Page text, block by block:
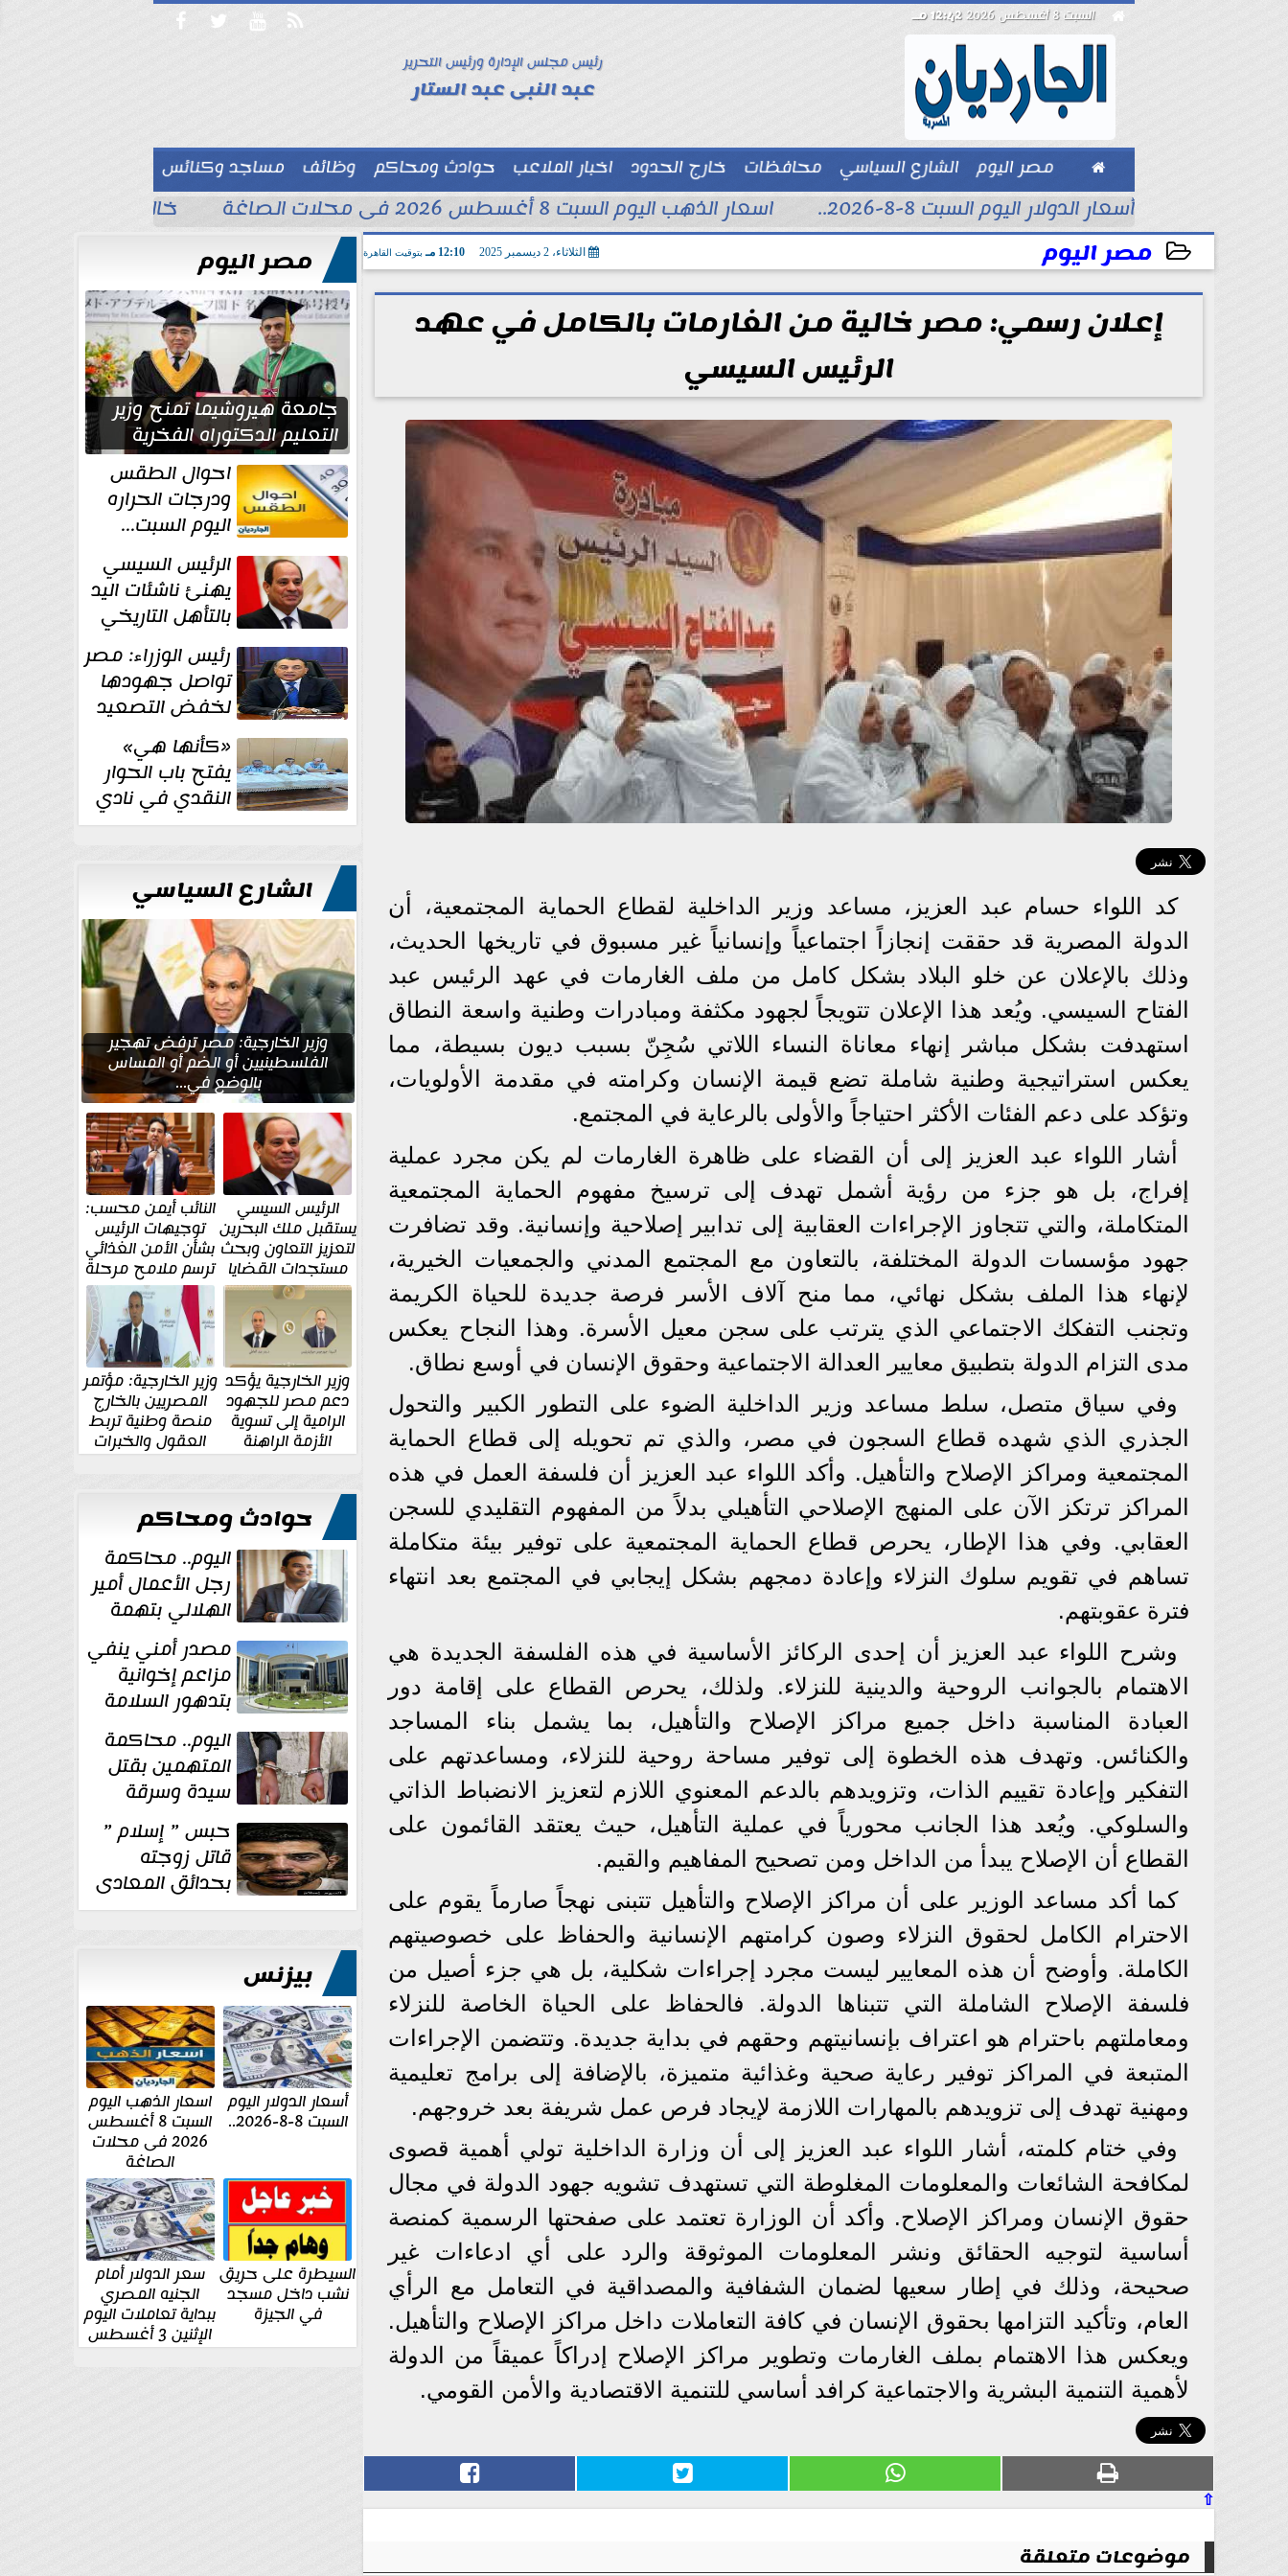
   
 السبت 8 أغسطس 2026 12:42 مـ
رئيس مجلس الإدارة ورئيس التحرير
عبد النبى عبد الستار
 مصر اليوم الشارع السياسي محافظات خارج الحدود اخبار الملاعب حوادث ومحاكم وظائف
مساجد وكنائس
بيزنس
توك شو  أسعار الدولار اليوم السبت 8-8-2026.. اسعار الذهب اليوم السبت 8 أغسطس 2026 فى محلات الصاغة خالد الغندور يطلب
مصر اليوم الثلاثاء، 2 ديسمبر 2025 12:10 مـ بتوقيت القاهرة
2025-12-02 12:10:52
إعلان رسمي: مصر خالية من الغارمات بالكامل في عهد
الرئيس السيسي
كد اللواء حسام عبد العزيز، مساعد وزير الداخلية لقطاع الحماية المجتمعية، أن
الدولة المصرية قد حققت إنجازاً اجتماعياً وإنسانياً غير مسبوق في تاريخها الحديث،
وذلك بالإعلان عن خلو البلاد بشكل كامل من ملف الغارمات في عهد الرئيس عبد
الفتاح السيسي. ويُعد هذا الإعلان تتويجاً لجهود مكثفة ومبادرات وطنية واسعة النطاق
استهدفت بشكل مباشر إنهاء معاناة النساء اللاتي سُجِنّ بسبب ديون بسيطة، مما
يعكس استراتيجية وطنية شاملة تضع قيمة الإنسان وكرامته في مقدمة الأولويات،
وتؤكد على دعم الفئات الأكثر احتياجاً والأولى بالرعاية في المجتمع.
أشار اللواء عبد العزيز إلى أن القضاء على ظاهرة الغارمات لم يكن مجرد عملية
إفراج، بل هو جزء من رؤية أشمل تهدف إلى ترسيخ مفهوم الحماية المجتمعية
المتكاملة، والتي تتجاوز الإجراءات العقابية إلى تدابير إصلاحية وإنسانية. وقد تضافرت
جهود مؤسسات الدولة المختلفة، بالتعاون مع المجتمع المدني والجمعيات الخيرية،
لإنهاء هذا الملف بشكل نهائي، مما منح آلاف الأسر فرصة جديدة للحياة الكريمة
وتجنب التفكك الاجتماعي الذي يترتب على سجن معيل الأسرة. وهذا النجاح يعكس
مدى التزام الدولة بتطبيق معايير العدالة الاجتماعية وحقوق الإنسان في أوسع نطاق.
وفي سياق متصل، سلط مساعد وزير الداخلية الضوء على التطور الكبير والتحول
الجذري الذي شهده قطاع السجون في مصر، والذي تم تحويله إلى قطاع الحماية
المجتمعية ومراكز الإصلاح والتأهيل. وأكد اللواء عبد العزيز أن فلسفة العمل في هذه
المراكز ترتكز الآن على المنهج الإصلاحي التأهيلي بدلاً من المفهوم التقليدي للسجن
العقابي. وفي هذا الإطار، يحرص قطاع الحماية المجتمعية على توفير بيئة متكاملة
تساهم في تقويم سلوك النزلاء وإعادة دمجهم بشكل إيجابي في المجتمع بعد انتهاء
فترة عقوبتهم.
وشرح اللواء عبد العزيز أن إحدى الركائز الأساسية في هذه الفلسفة الجديدة هي
الاهتمام بالجوانب الروحية والدينية للنزلاء. ولذلك، يحرص القطاع على إقامة دور
العبادة المناسبة داخل جميع مراكز الإصلاح والتأهيل، بما يشمل بناء المساجد
والكنائس. وتهدف هذه الخطوة إلى توفير مساحة روحية للنزلاء، ومساعدتهم على
التفكير وإعادة تقييم الذات، وتزويدهم بالدعم المعنوي اللازم لتعزيز الانضباط الذاتي
والسلوكي. ويُعد هذا الجانب محورياً في عملية التأهيل، حيث يعتقد القائمون على
القطاع أن الإصلاح يبدأ من الداخل ومن تصحيح المفاهيم والقيم.
كما أكد مساعد الوزير على أن مراكز الإصلاح والتأهيل تتبنى نهجاً صارماً يقوم على
الاحترام الكامل لحقوق النزلاء وصون كرامتهم الإنسانية والحفاظ على خصوصيتهم
الكاملة. وأوضح أن هذه المعايير ليست مجرد إجراءات شكلية، بل هي جزء أصيل من
فلسفة الإصلاح الشاملة التي تتبناها الدولة. فالحفاظ على الحياة الخاصة للنزلاء
ومعاملتهم باحترام هو اعتراف بإنسانيتهم وحقهم في بداية جديدة. وتتضمن الإجراءات
المتبعة في المراكز توفير رعاية صحية وغذائية متميزة، بالإضافة إلى برامج تعليمية
ومهنية تهدف إلى تزويدهم بالمهارات اللازمة لإيجاد فرص عمل شريفة بعد خروجهم.
وفي ختام كلمته، أشار اللواء عبد العزيز إلى أن وزارة الداخلية تولي أهمية قصوى
لمكافحة الشائعات والمعلومات المغلوطة التي تستهدف تشويه جهود الدولة في مجال
حقوق الإنسان ومراكز الإصلاح. وأكد أن الوزارة تعتمد على صفحتها الرسمية كمنصة
أساسية لتوجيه الحقائق ونشر المعلومات الموثوقة والرد على أي ادعاءات غير
صحيحة، وذلك في إطار سعيها لضمان الشفافية والمصداقية في التعامل مع الرأي
العام، وتأكيد التزامها بحقوق الإنسان في كافة التعاملات داخل مراكز الإصلاح والتأهيل.
ويعكس هذا الاهتمام بملف الغارمات وتطوير مراكز الإصلاح إدراكاً عميقاً من الدولة
لأهمية التنمية البشرية والاجتماعية كرافد أساسي للتنمية الاقتصادية والأمن القومي.
⇧
موضوعات متعلقة
مصر اليوم
جامعة هيروشيما تمنح وزير
التعليم الدكتوراه الفخرية
تقديرا لما حققهاحوال الطقس
ودرجات الحراره
اليوم السبت...
العظمى في
القاهره 36 درجة الرئيس السيسي
يهنئ ناشئات اليد
بالتأهل التاريخي
إلى نصف نهائي
كأس العالم رئيس الوزراء: مصر
تواصل جهودها
لخفض التصعيد
والحفاظ على
الاستقرار الإقليمي«كأنها هي»
يفتح باب الحوار
النقدي في نادي
أدب مصر الجديدة
الشارع السياسي
وزير الخارجية: مصر ترفض تهجير
الفلسطينيين أو الضم أو المساس
بالوضع في...
الرئيس السيسي
يستقبل ملك البحرين
لتعزيز التعاون وبحث
مستجدات القضايا
الإقليمية والدولية
النائب أيمن محسب:
توجيهات الرئيس
بشأن الأمن الغذائي
ترسم ملامح مرحلة
جديدة
وزير الخارجية يؤكد
دعم مصر للجهود
الرامية إلى تسوية
الأزمة الراهنة
وزير الخارجية: مؤتمر
المصريين بالخارج
منصة وطنية تربط
العقول والخبرات
المصرية بالدولة
حوادث ومحاكم
اليوم.. محاكمة
رجل الأعمال أمير
الهلالي بتهمة
غسل الأموال
مصدر أمني ينفي
مزاعم إخوانية
بتدهور السلامة
الإنشائية لأحد
مراكز الإصلاح والتأهيل
اليوم.. محاكمة
المتهمين بقتل
سيدة وسرقة
ذهبها في بولاق
الدكرور حبس ” إسلام ”
قاتل زوجته
بحدائق المعادى
١٥ يوم أخرى
بيزنس
أسعار الدولار اليوم
السبت 8-8-2026..
اسعار الذهب اليوم
السبت 8 أغسطس
2026 فى محلات
الصاغة
السيطرة على حريق
نشب داخل مسجد
في الجيزة
سعر الدولار أمام
الجنيه المصري
ببداية تعاملات اليوم
الإثنين 3 أغسطس